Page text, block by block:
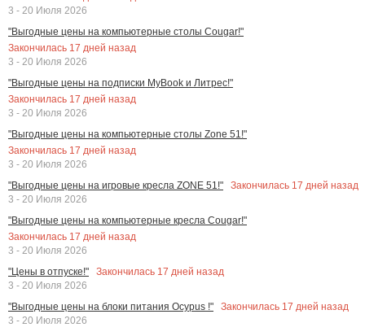
3 - 20 Июля 2026
"Выгодные цены на компьютерные столы Cougar!"
Закончилась 17 дней назад
3 - 20 Июля 2026
"Выгодные цены на подписки MyBook и Литрес!"
Закончилась 17 дней назад
3 - 20 Июля 2026
"Выгодные цены на компьютерные столы Zone 51!"
Закончилась 17 дней назад
3 - 20 Июля 2026
"Выгодные цены на игровые кресла ZONE 51!"
Закончилась 17 дней назад
3 - 20 Июля 2026
"Выгодные цены на компьютерные кресла Cougar!"
Закончилась 17 дней назад
3 - 20 Июля 2026
"Цены в отпуске!"
Закончилась 17 дней назад
3 - 20 Июля 2026
"Выгодные цены на блоки питания Ocypus !"
Закончилась 17 дней назад
3 - 20 Июля 2026